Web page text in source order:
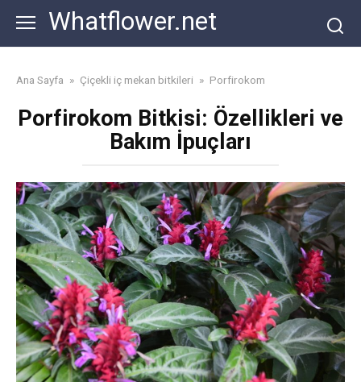
content
Whatflower.net
Ana Sayfa » Çiçekli iç mekan bitkileri » Porfirokom
Porfirokom Bitkisi: Özellikleri ve
Bakım İpuçları